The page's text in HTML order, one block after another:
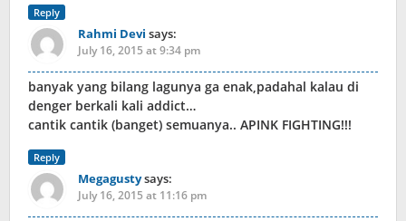
Reply
Rahmi Devi says:
July 16, 2015 at 9:34 pm
banyak yang bilang lagunya ga enak,padahal kalau di
denger berkali kali addict…
cantik cantik (banget) semuanya.. APINK FIGHTING!!!
Reply
Megagustysays:
July 16, 2015 at 11:16 pm